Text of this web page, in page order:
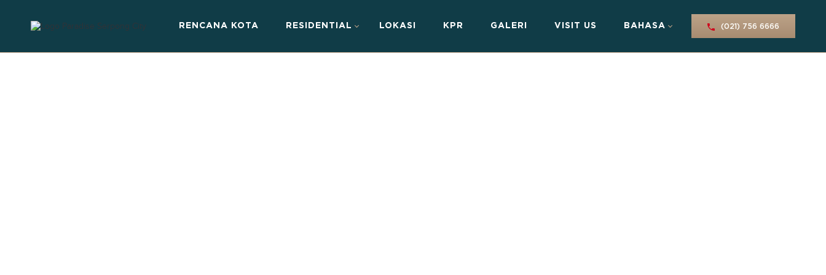
RENCANA KOTA RESIDENTIAL LOKASI KPR GALERI VISIT US BAHASA (021) 756 6666